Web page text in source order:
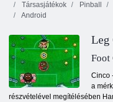
Társasjátékok
Pinball
Android
Leg
Foot
Cinco
a
részvételével megítélésében